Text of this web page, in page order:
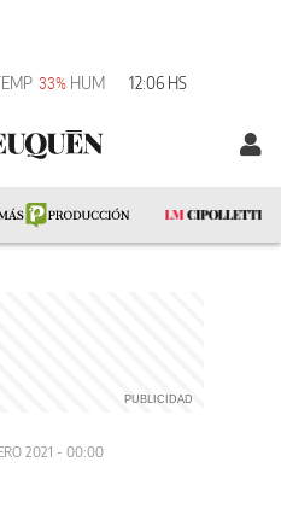
33% HUM 12:06 HS
2021 - 00:00